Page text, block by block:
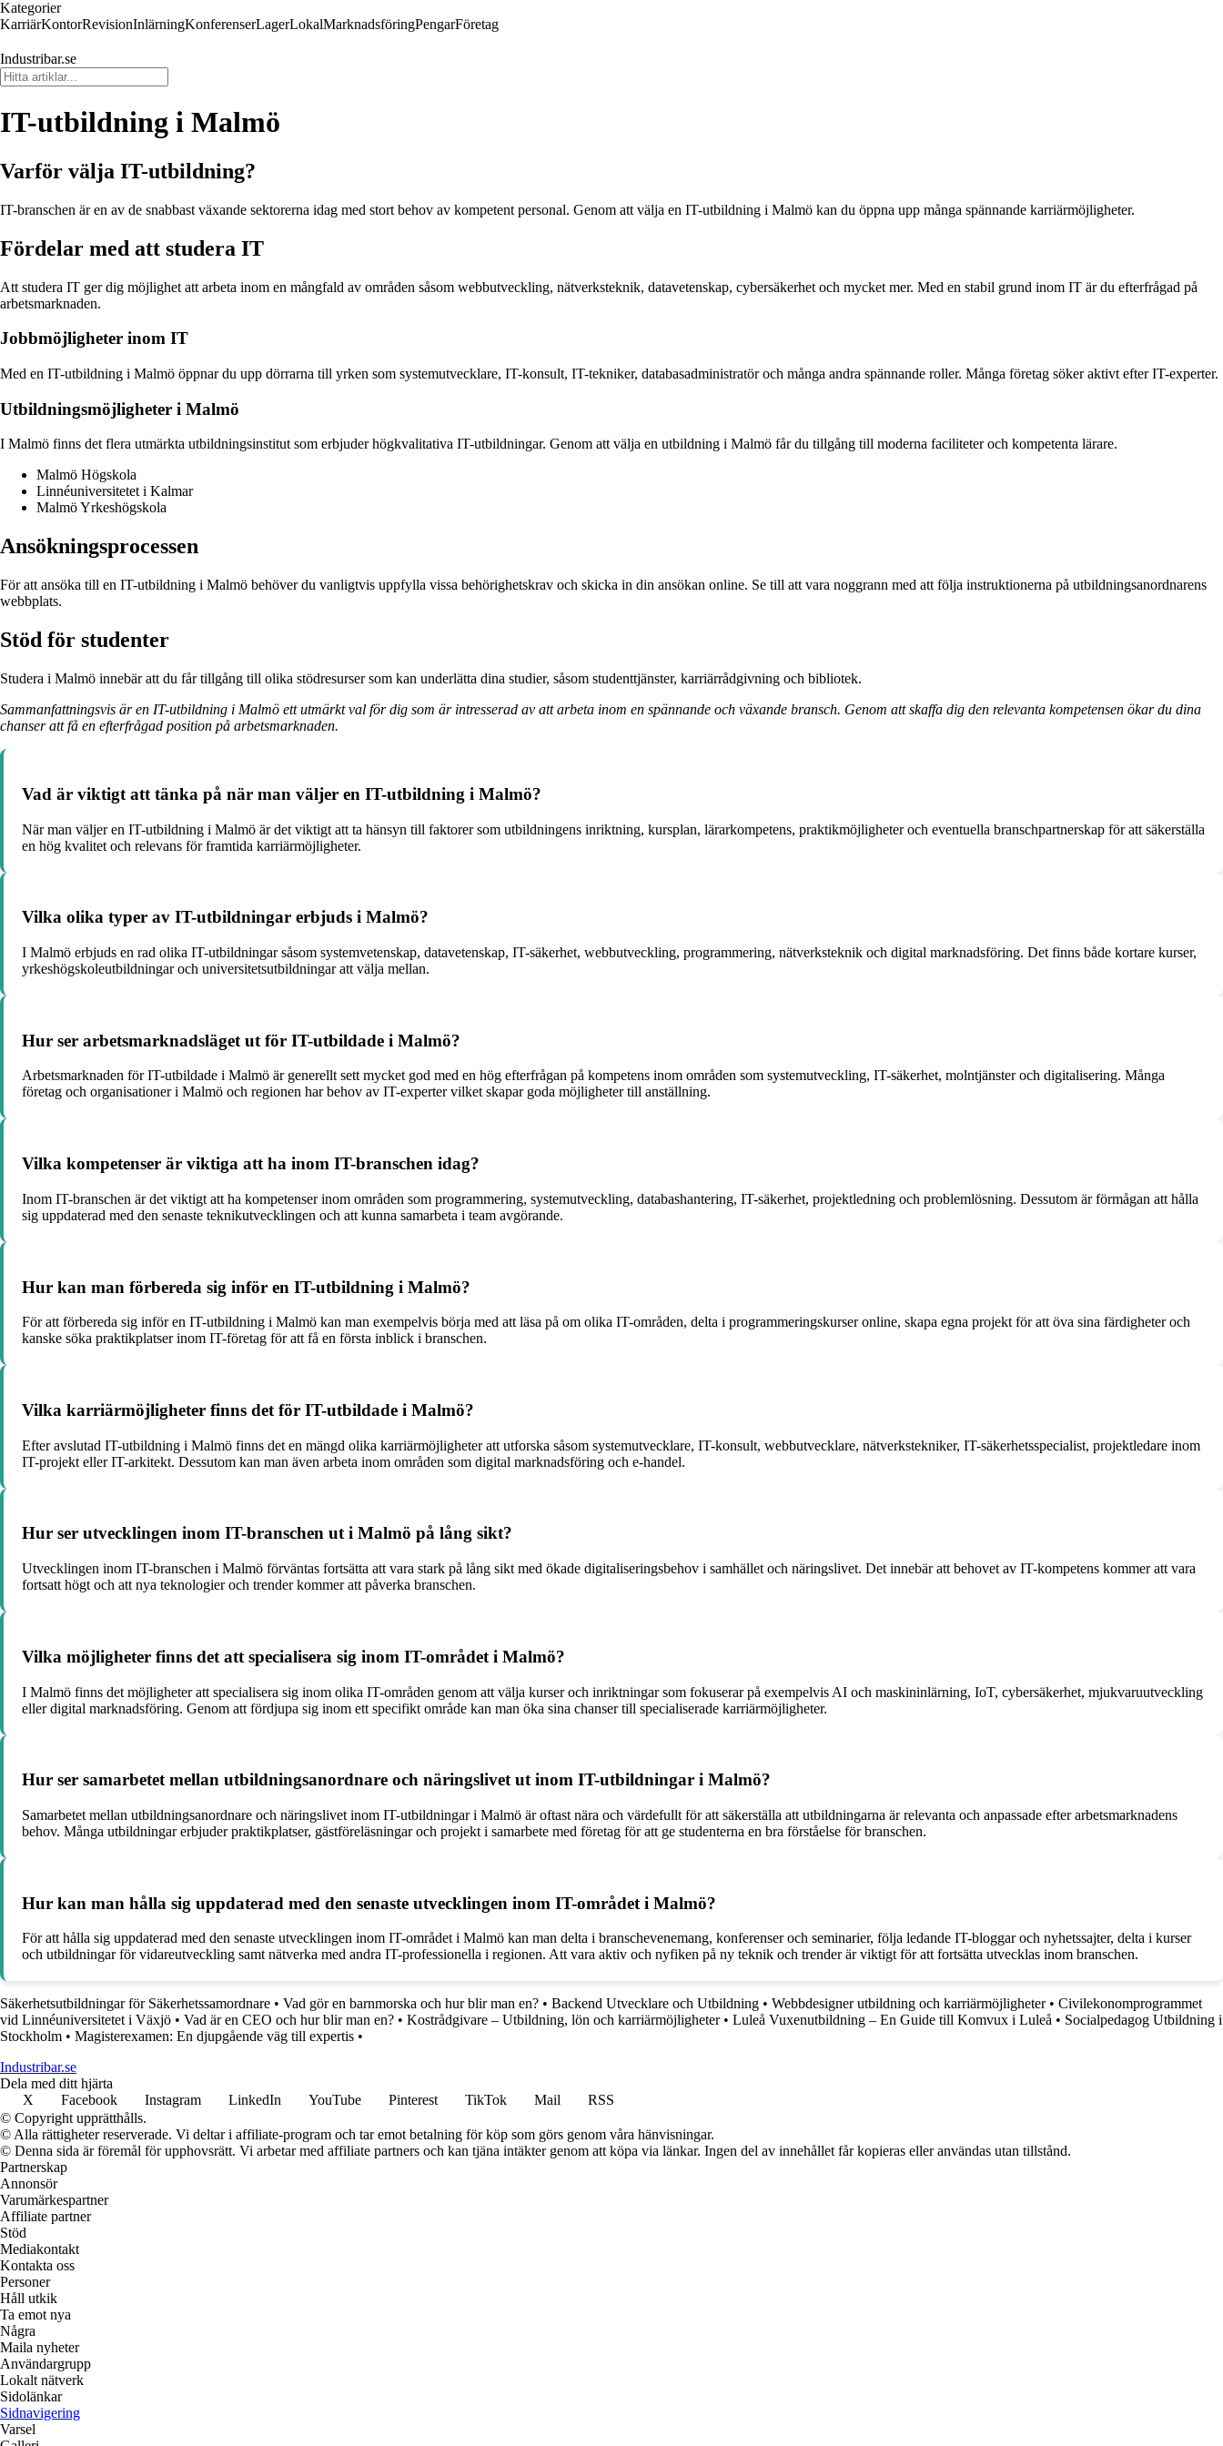
Kategorier
KarriärKontorRevisionInlärningKonferenserLagerLokalMarknadsföringPengarFöretag
Industribar.se
IT-utbildning i Malmö
Varför välja IT-utbildning?
IT-branschen är en av de snabbast växande sektorerna idag med stort behov av kompetent personal. Genom att välja en IT-utbildning i Malmö kan du öppna upp många spännande karriärmöjligheter.
Fördelar med att studera IT
Att studera IT ger dig möjlighet att arbeta inom en mångfald av områden såsom webbutveckling, nätverksteknik, datavetenskap, cybersäkerhet och mycket mer. Med en stabil grund inom IT är du efterfrågad på
arbetsmarknaden.
Jobbmöjligheter inom IT
Med en IT-utbildning i Malmö öppnar du upp dörrarna till yrken som systemutvecklare, IT-konsult, IT-tekniker, databasadministratör och många andra spännande roller. Många företag söker aktivt efter IT-experter.
Utbildningsmöjligheter i Malmö
I Malmö finns det flera utmärkta utbildningsinstitut som erbjuder högkvalitativa IT-utbildningar. Genom att välja en utbildning i Malmö får du tillgång till moderna faciliteter och kompetenta lärare.
Malmö Högskola
Linnéuniversitetet i Kalmar
Malmö Yrkeshögskola
Ansökningsprocessen
För att ansöka till en IT-utbildning i Malmö behöver du vanligtvis uppfylla vissa behörighetskrav och skicka in din ansökan online. Se till att vara noggrann med att följa instruktionerna på utbildningsanordnarens
webbplats.
Stöd för studenter
Studera i Malmö innebär att du får tillgång till olika stödresurser som kan underlätta dina studier, såsom studenttjänster, karriärrådgivning och bibliotek.
Sammanfattningsvis är en IT-utbildning i Malmö ett utmärkt val för dig som är intresserad av att arbeta inom en spännande och växande bransch. Genom att skaffa dig den relevanta kompetensen ökar du dina
chanser att få en efterfrågad position på arbetsmarknaden.
Vad är viktigt att tänka på när man väljer en IT-utbildning i Malmö?
När man väljer en IT-utbildning i Malmö är det viktigt att ta hänsyn till faktorer som utbildningens inriktning, kursplan, lärarkompetens, praktikmöjligheter och eventuella branschpartnerskap för att säkerställa
en hög kvalitet och relevans för framtida karriärmöjligheter.
Vilka olika typer av IT-utbildningar erbjuds i Malmö?
I Malmö erbjuds en rad olika IT-utbildningar såsom systemvetenskap, datavetenskap, IT-säkerhet, webbutveckling, programmering, nätverksteknik och digital marknadsföring. Det finns både kortare kurser,
yrkeshögskoleutbildningar och universitetsutbildningar att välja mellan.
Hur ser arbetsmarknadsläget ut för IT-utbildade i Malmö?
Arbetsmarknaden för IT-utbildade i Malmö är generellt sett mycket god med en hög efterfrågan på kompetens inom områden som systemutveckling, IT-säkerhet, molntjänster och digitalisering. Många
företag och organisationer i Malmö och regionen har behov av IT-experter vilket skapar goda möjligheter till anställning.
Vilka kompetenser är viktiga att ha inom IT-branschen idag?
Inom IT-branschen är det viktigt att ha kompetenser inom områden som programmering, systemutveckling, databashantering, IT-säkerhet, projektledning och problemlösning. Dessutom är förmågan att hålla
sig uppdaterad med den senaste teknikutvecklingen och att kunna samarbeta i team avgörande.
Hur kan man förbereda sig inför en IT-utbildning i Malmö?
För att förbereda sig inför en IT-utbildning i Malmö kan man exempelvis börja med att läsa på om olika IT-områden, delta i programmeringskurser online, skapa egna projekt för att öva sina färdigheter och
kanske söka praktikplatser inom IT-företag för att få en första inblick i branschen.
Vilka karriärmöjligheter finns det för IT-utbildade i Malmö?
Efter avslutad IT-utbildning i Malmö finns det en mängd olika karriärmöjligheter att utforska såsom systemutvecklare, IT-konsult, webbutvecklare, nätverkstekniker, IT-säkerhetsspecialist, projektledare inom
IT-projekt eller IT-arkitekt. Dessutom kan man även arbeta inom områden som digital marknadsföring och e-handel.
Hur ser utvecklingen inom IT-branschen ut i Malmö på lång sikt?
Utvecklingen inom IT-branschen i Malmö förväntas fortsätta att vara stark på lång sikt med ökade digitaliseringsbehov i samhället och näringslivet. Det innebär att behovet av IT-kompetens kommer att vara
fortsatt högt och att nya teknologier och trender kommer att påverka branschen.
Vilka möjligheter finns det att specialisera sig inom IT-området i Malmö?
I Malmö finns det möjligheter att specialisera sig inom olika IT-områden genom att välja kurser och inriktningar som fokuserar på exempelvis AI och maskininlärning, IoT, cybersäkerhet, mjukvaruutveckling
eller digital marknadsföring. Genom att fördjupa sig inom ett specifikt område kan man öka sina chanser till specialiserade karriärmöjligheter.
Hur ser samarbetet mellan utbildningsanordnare och näringslivet ut inom IT-utbildningar i Malmö?
Samarbetet mellan utbildningsanordnare och näringslivet inom IT-utbildningar i Malmö är oftast nära och värdefullt för att säkerställa att utbildningarna är relevanta och anpassade efter arbetsmarknadens
behov. Många utbildningar erbjuder praktikplatser, gästföreläsningar och projekt i samarbete med företag för att ge studenterna en bra förståelse för branschen.
Hur kan man hålla sig uppdaterad med den senaste utvecklingen inom IT-området i Malmö?
För att hålla sig uppdaterad med den senaste utvecklingen inom IT-området i Malmö kan man delta i branschevenemang, konferenser och seminarier, följa ledande IT-bloggar och nyhetssajter, delta i kurser
och utbildningar för vidareutveckling samt nätverka med andra IT-professionella i regionen. Att vara aktiv och nyfiken på ny teknik och trender är viktigt för att fortsätta utvecklas inom branschen.
Säkerhetsutbildningar för Säkerhetssamordnare • Vad gör en barnmorska och hur blir man en? • Backend Utvecklare och Utbildning • Webbdesigner utbildning och karriärmöjligheter• Civilekonomprogrammet
vid Linnéuniversitetet i Växjö • Vad är en CEO och hur blir man en? • Kostrådgivare – Utbildning, lön och karriärmöjligheter• Luleå Vuxenutbildning – En Guide till Komvux i Luleå • Socialpedagog Utbildning i
Stockholm • Magisterexamen: En djupgående väg till expertis •
Industribar.se
Dela med ditt hjärta
X
Facebook Instagram LinkedIn YouTube Pinterest TikTok Mail
RSS
© Copyright upprätthålls.
© Alla rättigheter reserverade. Vi deltar i affiliate-program och tar emot betalning för köp som görs genom våra hänvisningar.
© Denna sida är föremål för upphovsrätt. Vi arbetar med affiliate partners och kan tjäna intäkter genom att köpa via länkar. Ingen del av innehållet får kopieras eller användas utan tillstånd.
Partnerskap
Annonsör
Varumärkespartner
Affiliate partner
Stöd
Mediakontakt
Kontakta oss
Personer
Håll utkik
Ta emot nya
Några
Maila nyheter
Användargrupp
Lokalt nätverk
Sidolänkar
Sidnavigering
Varsel